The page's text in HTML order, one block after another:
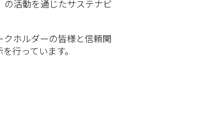
活動を通じたサステナビ
ホルダーの皆様と信頼関
行っています。